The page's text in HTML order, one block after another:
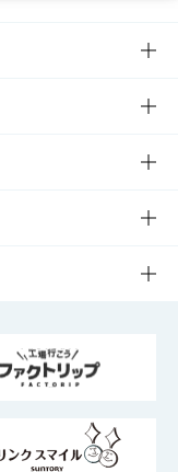
ィ経営